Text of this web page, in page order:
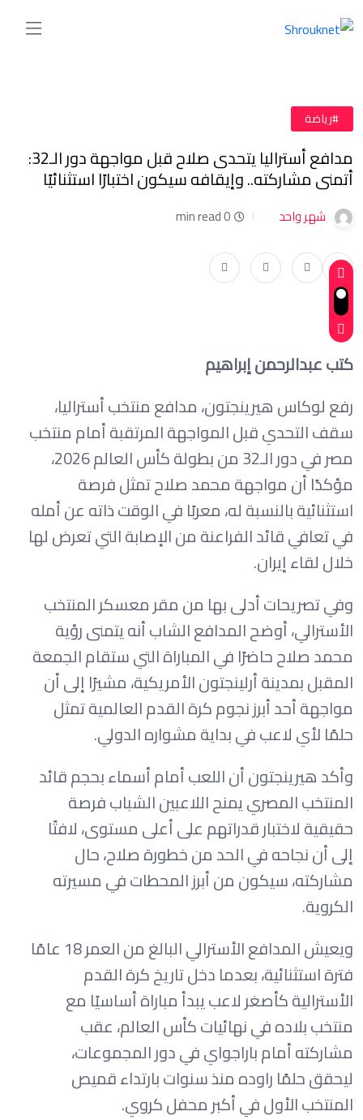
#رياضة
مدافع أستراليا يتحدى صلاح قبل مواجهة دور الـ32:
أتمنى مشاركته.. وإيقافه سيكون اختبارًا استثنائيًا
شهر واحد 0 min read
كتب عبدالرحمن إبراهيم
رفع لوكاس هيرينجتون، مدافع منتخب أستراليا،
سقف التحدي قبل المواجهة المرتقبة أمام منتخب
مصر في دور الـ32 من بطولة كأس العالم 2026،
مؤكدًا أن مواجهة محمد صلاح تمثل فرصة
استثنائية بالنسبة له، معربًا في الوقت ذاته عن أمله
في تعافي قائد الفراعنة من الإصابة التي تعرض لها
خلال لقاء إيران.
وفي تصريحات أدلى بها من مقر معسكر المنتخب
الأسترالي، أوضح المدافع الشاب أنه يتمنى رؤية
محمد صلاح حاضرًا في المباراة التي ستقام الجمعة
المقبل بمدينة أرلينجتون الأمريكية، مشيرًا إلى أن
مواجهة أحد أبرز نجوم كرة القدم العالمية تمثل
حلمًا لأي لاعب في بداية مشواره الدولي.
وأكد هيرينجتون أن اللعب أمام أسماء بحجم قائد
المنتخب المصري يمنح اللاعبين الشباب فرصة
حقيقية لاختبار قدراتهم على أعلى مستوى، لافتًا
إلى أن نجاحه في الحد من خطورة صلاح، حال
مشاركته، سيكون من أبرز المحطات في مسيرته
الكروية.
ويعيش المدافع الأسترالي البالغ من العمر 18 عامًا
فترة استثنائية، بعدما دخل تاريخ كرة القدم
الأسترالية كأصغر لاعب يبدأ مباراة أساسيًا مع
منتخب بلاده في نهائيات كأس العالم، عقب
مشاركته أمام باراجواي في دور المجموعات،
ليحقق حلمًا راوده منذ سنوات بارتداء قميص
المنتخب الأول في أكبر محفل كروي.